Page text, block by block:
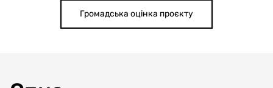
Громадська оцінка проєкту